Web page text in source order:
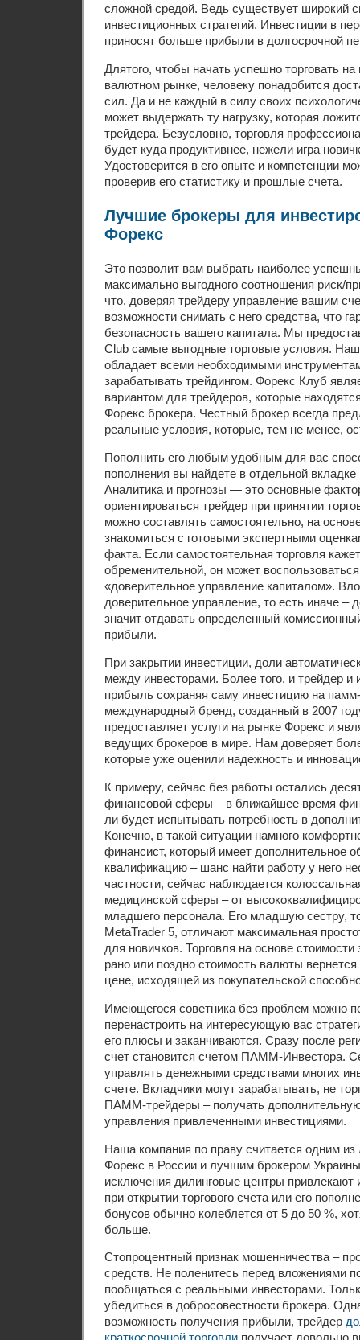
сложной средой. Ведь существует широкий
инвестиционных стратегий. Инвестиции в
приносят больше прибыли в долгосрочной
Длятого, чтобы начать успешно торговать
валютном рынке, человеку понадобится
сил. Да и не каждый в силу своих
может выдержать ту нагрузку, которая
трейдера. Безусловно, торговля
будет куда продуктивнее, нежели игра
Удостоверится в его опыте и компетенции
проверив его статистику и прошлые счета.
Лучшие брокеры для
Форекс
Это позволит вам выбрать наиболее
максимально выгодного соотношения риск/
что, доверяя трейдеру управление вашим
возможности снимать с него средства, что
безопасность вашего капитала. Мы
Club самые выгодные торговые условия.
обладает всеми необходимыми
зарабатывать трейдингом. Форекс Клуб
вариантом для трейдеров, которые
Форекс брокера. Честный брокер всегда
реальные условия, которые, тем не менее,
Пополнить его любым удобным для вас
пополнения вы найдете в отдельной вкладке
Аналитика и прогнозы — это основные
ориентироваться трейдер при принятии
можно составлять самостоятельно, на
знакомиться с готовыми экспертными
факта. Если самостоятельная торговля
обременительной, он может
«доверительное управление капиталом».
доверительное управление, то есть иначе –
значит отдавать определенный
прибыли.
При закрытии инвестиции, доли
между инвесторами. Более того, и трейдер и
прибыль сохраняя саму инвестицию на
международный бренд, созданный в 2007
предоставляет услуги на рынке Форекс и
ведущих брокеров в мире. Нам доверяет
которые уже оценили надежность и
К примеру, сейчас без работы остались
финансовой сферы – в ближайшее время
ли будет испытывать потребность в
Конечно, в такой ситуации намного
финансист, который имеет дополнительное
квалификацию – шанс найти работу у него
частности, сейчас наблюдается
медицинской сферы – от
младшего персонала. Его младшую сестру,
MetaTrader 5, отличают максимальная
для новичков. Торговля на основе
рано или поздно стоимость валюты
цене, исходящей из покупательской
Имеющегося советника без проблем можно
перенастроить на интересующую вас
его плюсы и заканчиваются. Сразу после
счет становится счетом ПАММ-Инвестора.
управлять денежными средствами многих
счете. Вкладчики могут зарабатывать, не
ПАММ-трейдеры – получать
управления привлеченными инвестициями.
Наша компания по праву считается одним
Форекс в России и лучшим брокером
исключения дилинговые центры привлекают
при открытии торгового счета или его
бонусов обычно колеблется от 5 до 50 %,
больше.
Стопроцентный признак мошенничества –
средств. Не поленитесь перед вложениями
пообщаться с реальными инвесторами.
убедиться в добросовестности брокера.
возможность получения прибыли, трейдер